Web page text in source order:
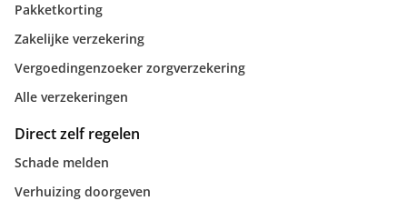
Pakketkorting
Zakelijke verzekering
Vergoedingenzoeker zorgverzekering
Alle verzekeringen
Direct zelf regelen
Schade melden
Verhuizing doorgeven